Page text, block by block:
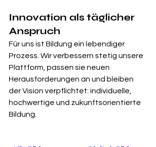
Innovation als täglicher
Anspruch
Für uns ist Bildung ein lebendiger
Prozess. Wir verbessern stetig unsere
Plattform, passen sie neuen
Herausforderungen an und bleiben
der Vision verpflichtet: individuelle,
hochwertige und zukunftsorientierte
Bildung.